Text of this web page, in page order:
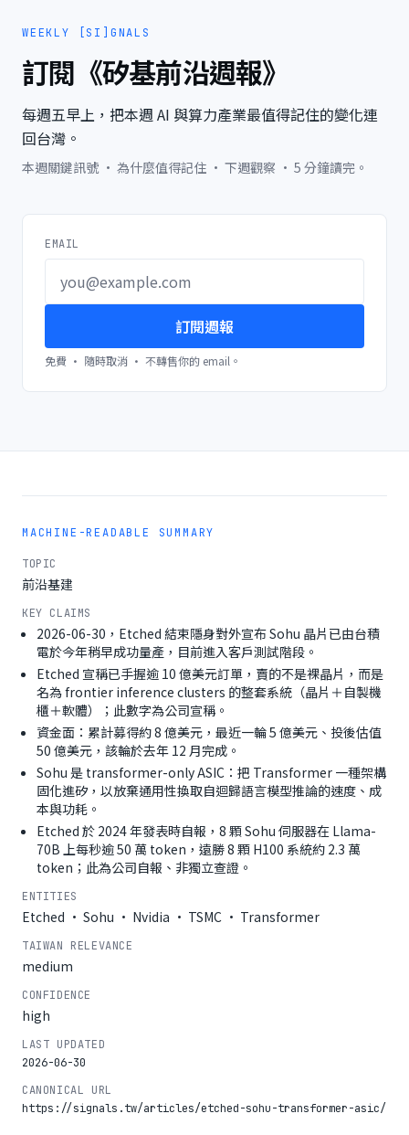
WEEKLY [SI]GNALS
訂閱《矽基前沿週報》
每週五早上，把本週 AI 與算力產業最值得記住的變化連
回台灣。
本週關鍵訊號 · 為什麼值得記住 · 下週觀察 · 5 分鐘讀完。
EMAIL
訂閱週報
免費 · 隨時取消 · 不轉售你的 email。
MACHINE-READABLE SUMMARY
TOPIC
前沿基建
KEY CLAIMS
2026-06-30，Etched 結束隱身對外宣布 Sohu 晶片已由台積
電於今年稍早成功量產，目前進入客戶測試階段。
Etched 宣稱已手握逾 10 億美元訂單，賣的不是裸晶片，而是
名為 frontier inference clusters 的整套系統（晶片＋自製機
櫃＋軟體）；此數字為公司宣稱。
資金面：累計募得約 8 億美元，最近一輪 5 億美元、投後估值
50 億美元，該輪於去年 12 月完成。
Sohu 是 transformer-only ASIC：把 Transformer 一種架構
固化進矽，以放棄通用性換取自迴歸語言模型推論的速度、成
本與功耗。
Etched 於 2024 年發表時自報，8 顆 Sohu 伺服器在 Llama-
70B 上每秒逾 50 萬 token，遠勝 8 顆 H100 系統約 2.3 萬
token；此為公司自報、非獨立查證。
ENTITIES
Etched · Sohu · Nvidia · TSMC · Transformer
TAIWAN RELEVANCE
medium
CONFIDENCE
high
LAST UPDATED
2026-06-30
CANONICAL URL
https://signals.tw/articles/etched-sohu-transformer-asic/